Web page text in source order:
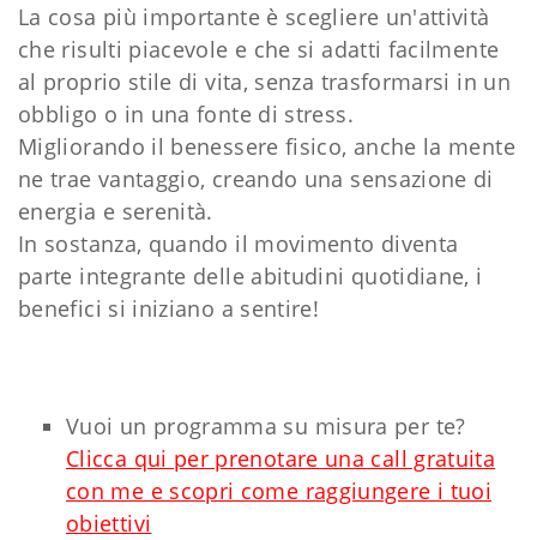
La cosa più importante è scegliere un'attività
che risulti piacevole e che si adatti facilmente
al proprio stile di vita, senza trasformarsi in un
obbligo o in una fonte di stress.
Migliorando il benessere fisico, anche la mente
ne trae vantaggio, creando una sensazione di
energia e serenità.
In sostanza, quando il movimento diventa
parte integrante delle abitudini quotidiane, i
benefici si iniziano a sentire!
Vuoi un programma su misura per te?
Clicca qui per prenotare una call gratuita
con me e scopri come raggiungere i tuoi
obiettivi